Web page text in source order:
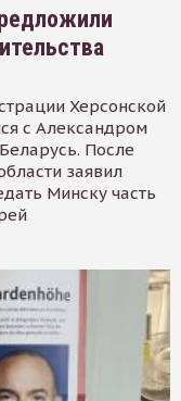
Херсонской
с Александром
После
заявил
Минску часть